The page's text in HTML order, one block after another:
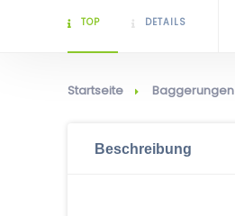
TOP DETAILS
Startseite Baggerungen
Beschreibung